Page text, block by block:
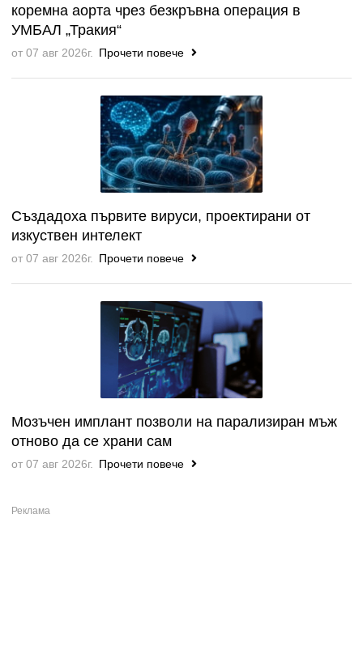
коремна аорта чрез безкръвна операция в
УМБАЛ „Тракия“
от 07 авг 2026г. Прочети повече
Създадоха първите вируси, проектирани от
изкуствен интелект
от 07 авг 2026г. Прочети повече
Мозъчен имплант позволи на парализиран мъж
отново да се храни сам
от 07 авг 2026г. Прочети повече